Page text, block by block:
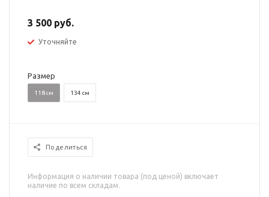
3 500 руб.
Уточняйте
Размер
118 см 134 см
Поделиться
Информация о наличии товара (под ценой) включает
наличие по всем складам.